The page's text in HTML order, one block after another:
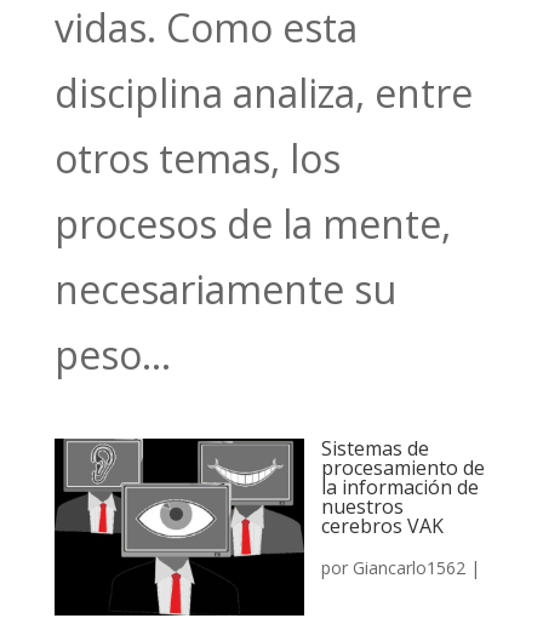
vidas. Como esta
disciplina analiza, entre
otros temas, los
procesos de la mente,
necesariamente su
peso...
Sistemas de
procesamiento de
la información de
nuestros
cerebros VAK
por Giancarlo1562|